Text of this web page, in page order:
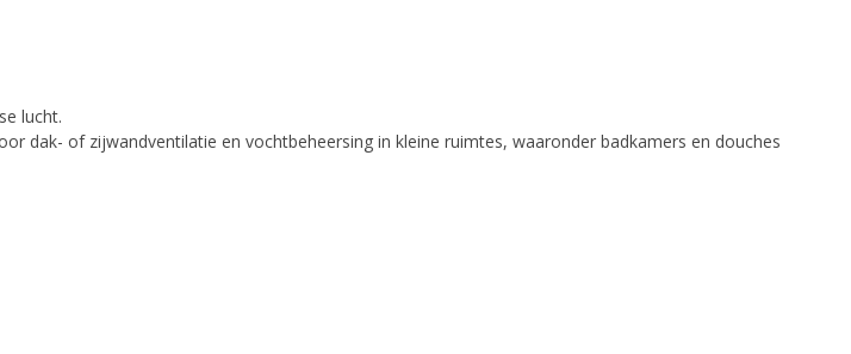
lucht.
dak- of zijwandventilatie en vochtbeheersing in kleine ruimtes, waaronder badkamers en douches